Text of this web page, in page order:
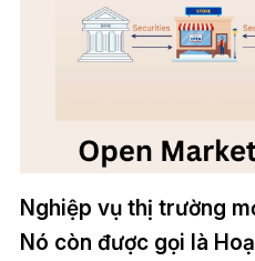
Nghiệp vụ thị trường
Nó còn được gọi là